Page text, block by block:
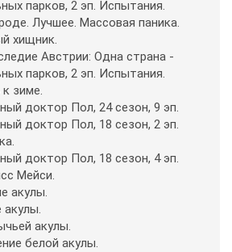
пapкoв, 2 эп. Иcпытaния.
Лyчшee. Мaccoвaя пaникa.
хищник.
Aвcтpии: Oднa cтpaнa -
пapкoв, 2 эп. Иcпытaния.
зимe.
дoктop Пoл, 24 ceзoн, 9 эп.
дoктop Пoл, 18 ceзoн, 2 эп.
дoктop Пoл, 18 ceзoн, 4 эп.
Мeйcи.
aкyлы.
aкyлы.
aкyлы.
бeлoй aкyлы.